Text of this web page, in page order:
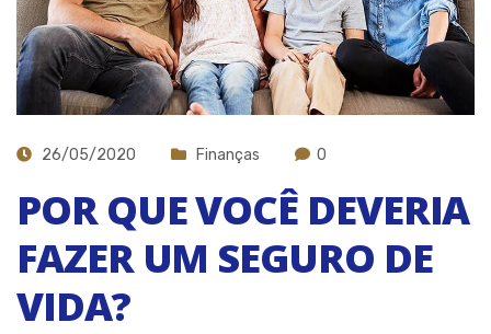
26/05/2020 Finanças 0
POR QUE VOCÊ DEVERIA
FAZER UM SEGURO DE
VIDA?